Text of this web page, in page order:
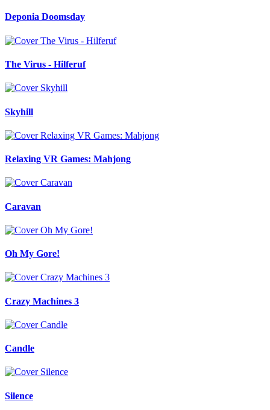
Deponia Doomsday
The Virus - Hilferuf
Skyhill
Relaxing VR Games: Mahjong
Caravan
Oh My Gore!
Crazy Machines 3
Candle
Silence